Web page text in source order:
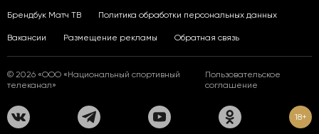
Брендбук Матч ТВ Политика обработки персональных данных
Вакансии Размещение рекламы Обратная связь
© 2026 «ООО «Национальный спортивный
телеканал»
Пользовательское
соглашение
18+